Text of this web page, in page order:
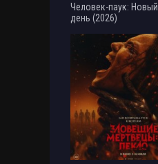
Человек-паук: Новый
день (2026)